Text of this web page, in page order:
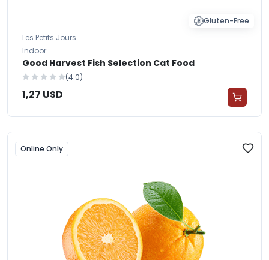
Gluten-Free
Les Petits Jours
Indoor
Good Harvest Fish Selection Cat Food
(4.0)
1,27 USD
Online Only